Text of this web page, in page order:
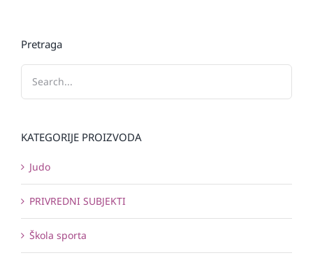
Pretraga
KATEGORIJE PROIZVODA
Judo
PRIVREDNI SUBJEKTI
Škola sporta